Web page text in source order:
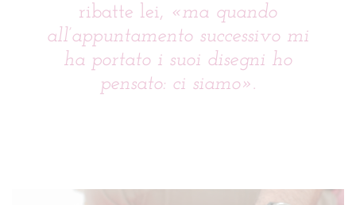
ribatte lei, «ma quando
all’appuntamento successivo mi
ha portato i suoi disegni ho
pensato: ci siamo».